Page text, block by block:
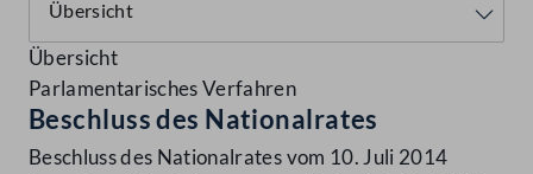
Übersicht
Parlamentarisches Verfahren
Beschluss des Nationalrates
Beschluss des Nationalrates vom 10. Juli 2014